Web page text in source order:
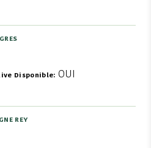
Disponible OUI
REY